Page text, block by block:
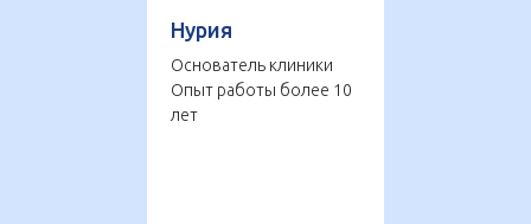
Нурия
Основатель клиники
Опыт работы более 10
лет